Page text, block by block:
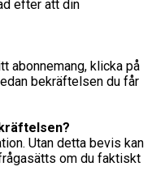
efter att din
abonnemang, klicka på
bekräftelsen du får
Utan detta bevis kan
om du faktiskt